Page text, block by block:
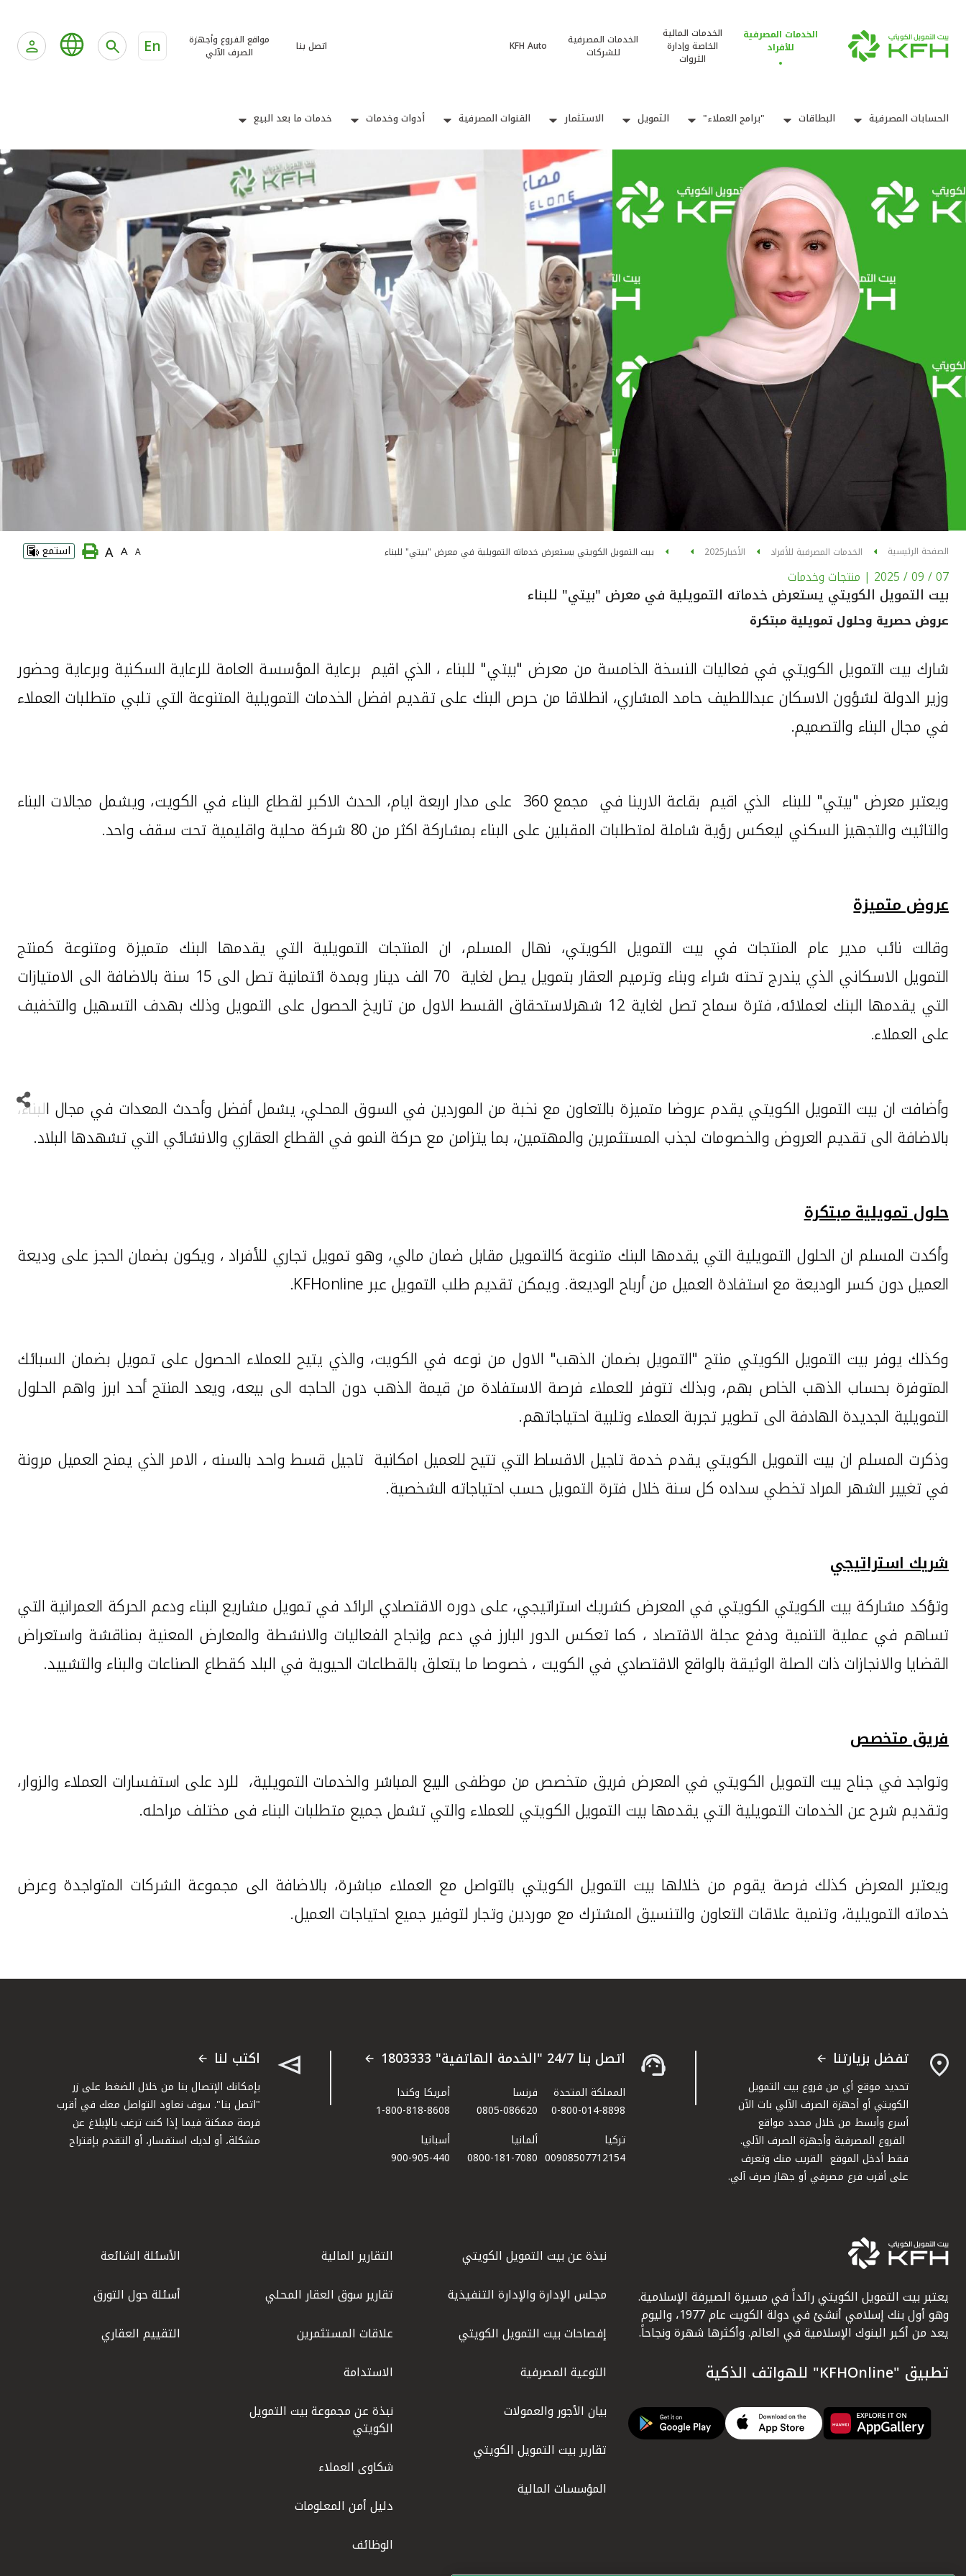
الخدمات المصرفية
للأفراد
الخدمات المالية
الخاصة وإدارة
الثروات
الخدمات المصرفية
للشركات
KFH Auto اتصل بنا
مواقع الفروع وأجهزة
الصرف الآلي
En
الحسابات المصرفية البطاقات "برامج العملاء" التمويل الاستثمار القنوات المصرفية أدوات وخدمات خدمات ما بعد البيع
الصفحة الرئيسية الخدمات المصرفية للأفراد الأخبار2025 بيت التمويل الكويتي يستعرض خدماته التمويلية في معرض "بيتي" للبناء A
A
A استمع
07 / 09 / 2025 | منتجات وخدمات
بيت التمويل الكويتي يستعرض خدماته التمويلية في معرض "بيتي" للبناء
عروض حصرية وحلول تمويلية مبتكرة
شارك بيت التمويل الكويتي في فعاليات النسخة الخامسة من معرض "بيتي" للبناء ، الذي اقيم برعاية المؤسسة العامة للرعاية السكنية وبرعاية وحضور
وزير الدولة لشؤون الاسكان عبداللطيف حامد المشاري، انطلاقا من حرص البنك على تقديم افضل الخدمات التمويلية المتنوعة التي تلبي متطلبات العملاء
في مجال البناء والتصميم.
ويعتبر معرض "بيتي" للبناء الذي اقيم بقاعة الارينا في مجمع 360 على مدار اربعة ايام، الحدث الاكبر لقطاع البناء في الكويت، ويشمل مجالات البناء
والتاثيث والتجهيز السكني ليعكس رؤية شاملة لمتطلبات المقبلين على البناء بمشاركة اكثر من 80 شركة محلية واقليمية تحت سقف واحد.
عروض متميزة
وقالت نائب مدير عام المنتجات في بيت التمويل الكويتي، نهال المسلم، ان المنتجات التمويلية التي يقدمها البنك متميزة ومتنوعة كمنتج
التمويل الاسكاني الذي يندرج تحته شراء وبناء وترميم العقار بتمويل يصل لغاية 70 الف دينار وبمدة ائتمانية تصل الى 15 سنة بالاضافة الى الامتيازات
التي يقدمها البنك لعملائه،
فترة سماح تصل لغاية 12 شهرلاستحقاق القسط الاول من تاريخ الحصول على التمويل وذلك بهدف التسهيل والتخفيف
على العملاء.
وأضافت ان بيت التمويل الكويتي يقدم عروضا متميزة بالتعاون مع نخبة من الموردين في السوق المحلي، يشمل أفضل وأحدث المعدات في مجال البناء،
بالاضافة الى تقديم العروض والخصومات لجذب المستثمرين والمهتمين، بما يتزامن مع حركة النمو في القطاع العقاري والانشائي التي تشهدها البلاد.
حلول تمويلية مبتكرة
وأكدت المسلم ان الحلول التمويلية التي يقدمها البنك متنوعة كالتمويل مقابل ضمان مالي، وهو تمويل تجاري للأفراد ، ويكون بضمان الحجز على وديعة
العميل دون كسر الوديعة مع استفادة العميل من أرباح الوديعة. ويمكن تقديم طلب التمويل عبرKFHonline
.
وكذلك يوفر بيت التمويل الكويتي منتج "التمويل بضمان الذهب" الاول من نوعه في الكويت، والذي يتيح للعملاء الحصول على تمويل بضمان السبائك
المتوفرة بحساب الذهب الخاص بهم، وبذلك تتوفر للعملاء فرصة الاستفادة من قيمة الذهب دون الحاجه الى بيعه، ويعد المنتج أحد ابرز واهم الحلول
التمويلية الجديدة الهادفة الى تطوير تجربة العملاء وتلبية احتياجاتهم.
وذكرت المسلم ان بيت التمويل الكويتي يقدم خدمة تاجيل الاقساط التي تتيح للعميل امكانية تاجيل قسط واحد بالسنه ، الامر الذي يمنح العميل مرونة
في تغيير الشهر المراد تخطي سداده كل سنة خلال فترة التمويل حسب احتياجاته الشخصية.
شريك استراتيجي
وتؤكد مشاركة بيت الكويتي الكويتي في المعرض كشريك استراتيجي، على دوره الاقتصادي الرائد في تمويل مشاريع البناء ودعم الحركة العمرانية التي
تساهم في عملية التنمية ودفع عجلة الاقتصاد ، كما تعكس الدور البارز في دعم وإنجاح الفعاليات والانشطة والمعارض المعنية بمناقشة واستعراض
القضايا والانجازات ذات الصلة الوثيقة بالواقع الاقتصادي في الكويت ، خصوصا ما يتعلق بالقطاعات الحيوية في البلد كقطاع الصناعات والبناء والتشييد.
فريق متخصص
وتواجد في جناح بيت التمويل الكويتي في المعرض فريق متخصص من موظفى البيع المباشر والخدمات التمويلية، للرد على استفسارات العملاء والزوار،
وتقديم شرح عن الخدمات التمويلية التي يقدمها بيت التمويل الكويتي للعملاء والتي تشمل جميع متطلبات البناء فى مختلف مراحله.
ويعتبر المعرض كذلك فرصة يقوم من خلالها بيت التمويل الكويتي بالتواصل مع العملاء مباشرة، بالاضافة الى مجموعة الشركات المتواجدة وعرض
خدماته التمويلية، وتنمية علاقات التعاون والتنسيق المشترك مع موردين وتجار لتوفير جميع احتياجات العميل.
تفضل بزيارتنا
تحديد موقع أي من فروع بيت التمويل
الكويتي أو أجهزة الصرف الآلي بات الآن
أسرع وأبسط من خلال محدد مواقع
الفروع المصرفية وأجهزة الصرف الآلي.
فقط أدخل الموقع القريب منك وتعرف
على أقرب فرع مصرفي أو جهاز صرف آلي.
اتصل بنا 24/7 "الخدمة الهاتفية" 1803333
المملكة المتحدة
0-800-014-8898
فرنسا
0805-086620
أمريكا وكندا
1-800-818-8608
تركيا
00908507712154​
ألمانيا
0800-181-7080
أسبانيا
900-905-440
اكتب لنا
بإمكانك الإتصال بنا من خلال الضغط على زر
"اتصل بنا". سوف نعاود التواصل معك في أقرب
فرصة ممكنة فيما إذا كنت ترغب بالإبلاغ عن
مشكلة، أو لديك استفسار، أو التقدم بإقتراح
يعتبر بيت التمويل الكويتي رائداً في مسيرة الصيرفة الإسلامية.
وهو أول بنك إسلامي أنشئ في دولة الكويت عام 1977، واليوم
يعد من أكبر البنوك الإسلامية في العالم. وأكثرها شهرة ونجاحاً.
تطبيق "KFHOnline" للهواتف الذكية
نبذة عن بيت التمويل الكويتي
مجلس الإدارة والإدارة التنفيذية
إفصاحات بيت التمويل الكويتي
التوعية المصرفية
بيان الأجور والعمولات
تقارير بيت التمويل الكويتي
المؤسسات المالية
التقارير المالية
تقارير سوق العقار المحلي
علاقات المستثمرين
الاستدامة
نبذة عن مجموعة بيت التمويل
الكويتي
شكاوى العملاء
دليل أمن المعلومات
الوظائف
الأسئلة الشائعة
أسئلة حول التورق
التقييم العقاري